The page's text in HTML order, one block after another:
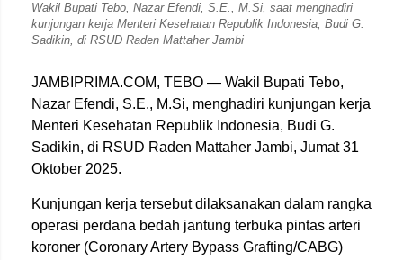
Wakil Bupati Tebo, Nazar Efendi, S.E., M.Si, saat menghadiri
kunjungan kerja Menteri Kesehatan Republik Indonesia, Budi G.
Sadikin, di RSUD Raden Mattaher Jambi
JAMBIPRIMA.COM, TEBO — Wakil Bupati Tebo,
Nazar Efendi, S.E., M.Si, menghadiri kunjungan kerja
Menteri Kesehatan Republik Indonesia, Budi G.
Sadikin, di RSUD Raden Mattaher Jambi, Jumat 31
Oktober 2025.
Kunjungan kerja tersebut dilaksanakan dalam rangka
operasi perdana bedah jantung terbuka pintas arteri
koroner (Coronary Artery Bypass Grafting/CABG)